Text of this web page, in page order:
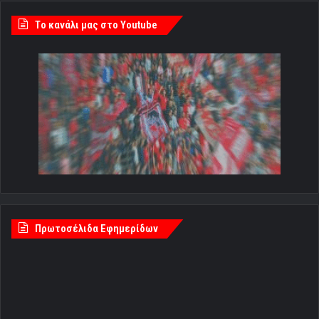
Tο κανάλι μας στο Youtube
Πρωτοσέλιδα Εφημερίδων